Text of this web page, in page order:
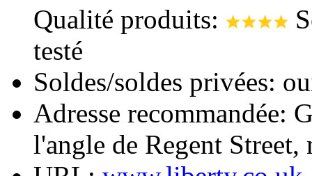
Qualité produits:
testé
Soldes/soldes privées:
Adresse recommandée:
l'angle de Regent